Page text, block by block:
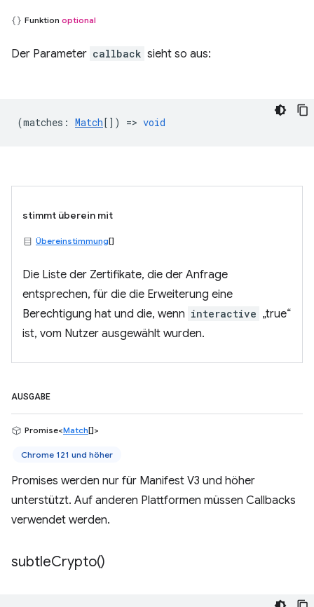
Funktion optional
Der Parameter callback sieht so aus:
(matches : Match[]) => void
stimmt überein mit
Übereinstimmung[]
Die Liste der Zertifikate, die der Anfrage
entsprechen, für die die Erweiterung eine
Berechtigung hat und die, wenn interactive „true“
ist, vom Nutzer ausgewählt wurden.
AUSGABE
Promise<Match[]>
Chrome 121 und höher
Promises werden nur für Manifest V3 und höher
unterstützt. Auf anderen Plattformen müssen Callbacks
verwendet werden.
subtleCrypto()